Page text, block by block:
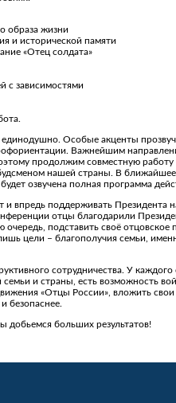
образа жизни
и исторической памяти
«Отец солдата»
с зависимостями
Особые акценты
Важнейшим
продолжим совместную
нашей страны. В ближайшее
озвучена полная программа
и впредь поддерживать Президента
отцы благодарили
подставить своё отцовское
цели – благополучия семьи,
сотрудничества. У каждого
семьи и страны, есть возможность
«Отцы России», вложить
безопаснее.
добьемся больших результатов!